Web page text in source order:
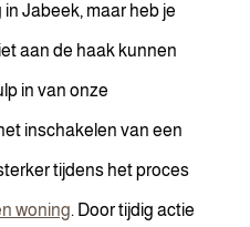
Jabeek, maar heb je
aan de haak kunnen
in van onze
inschakelen van een
tijdens het proces
woning. Door tijdig actie